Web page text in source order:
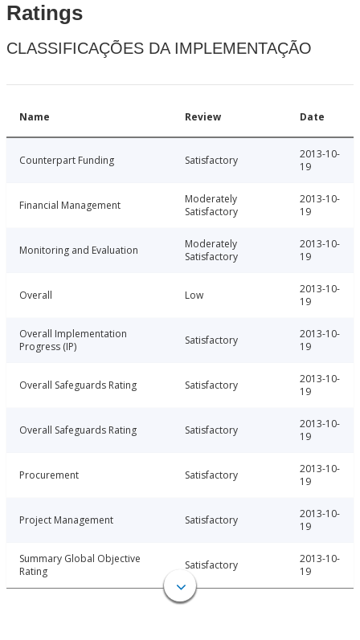
Ratings
CLASSIFICAÇÕES DA IMPLEMENTAÇÃO
Name Review Date
Counterpart Funding Satisfactory
2013-10-
19
Financial Management
Moderately
Satisfactory
2013-10-
19
Monitoring and Evaluation
Moderately
Satisfactory
2013-10-
19
Overall Low
2013-10-
19
Overall Implementation
Progress (IP)
Satisfactory
2013-10-
19
Overall Safeguards Rating Satisfactory
2013-10-
19
Overall Safeguards Rating Satisfactory
2013-10-
19
Procurement Satisfactory
2013-10-
19
Project Management Satisfactory
2013-10-
19
Summary Global Objective
Rating
Satisfactory
2013-10-
19